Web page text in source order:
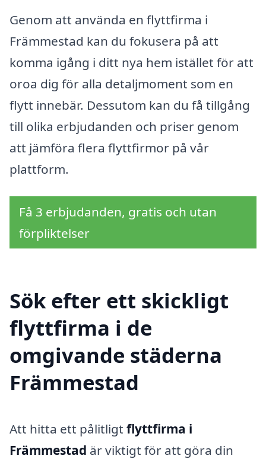
Genom att använda en flyttfirma i
Främmestad kan du fokusera på att
komma igång i ditt nya hem istället för att
oroa dig för alla detaljmoment som en
flytt innebär. Dessutom kan du få tillgång
till olika erbjudanden och priser genom
att jämföra flera flyttfirmor på vår
plattform.
Få 3 erbjudanden, gratis och utan
förpliktelser
Sök efter ett skickligt
flyttfirma i de
omgivande städerna
Främmestad
Att hitta ett pålitligt flyttfirma i
Främmestad är viktigt för att göra din